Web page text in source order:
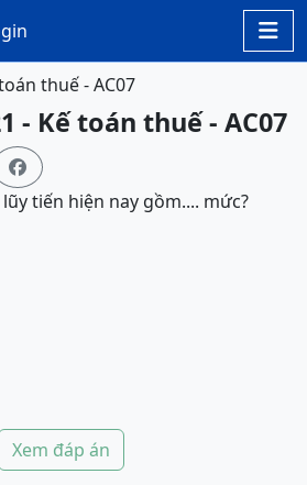

thuế - AC07
- Kế toán thuế - AC07

tiến hiện nay gồm.... mức?
Xem đáp án